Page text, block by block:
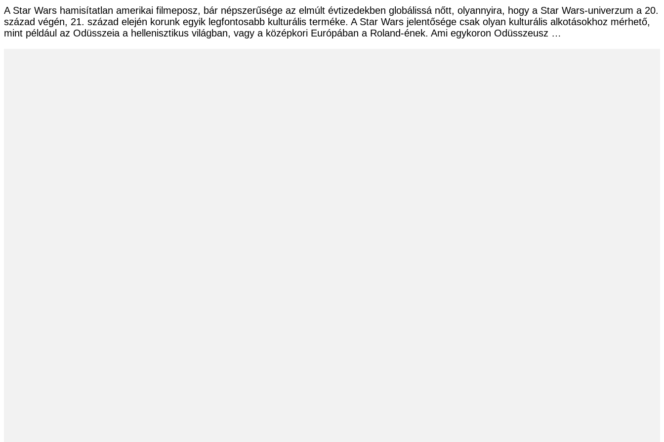
A Star Wars hamisítatlan amerikai filmeposz, bár népszerűsége az elmúlt évtizedekben globálissá nőtt, olyannyira, hogy a Star Wars-univerzum a 20.
század végén, 21. század elején korunk egyik legfontosabb kulturális terméke. A Star Wars jelentősége csak olyan kulturális alkotásokhoz mérhető,
mint például az Odüsszeia a hellenisztikus világban, vagy a középkori Európában a Roland-ének. Ami egykoron Odüsszeusz …